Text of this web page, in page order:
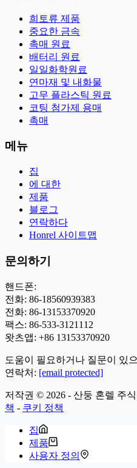
희토류 제품
중요한 금속
촉매 원료
배터리 원료
일일화학원료
연마재 및 내화물
고무 플라스틱 원료
코팅 첨가제 용매
촉매
메뉴
집
에 대한
제품
블로그
연락하다
Honrel 사이트맵
문의하기
핸드폰:
전화: 86-18560939383
전화: 86-13153370920
팩스: 86-533-3121112
왓츠앱: +86 13153370920
도움이 필요하거나 질문이 있
연락처: [email protected]
저작권 © 2026 - 산둥 혼렐 주
책 - 쿠키 정책
집
제품
사용자 정의